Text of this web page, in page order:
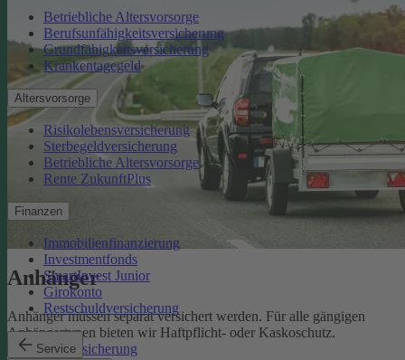
Betriebliche Altersvorsorge
Berufsunfähigkeitsversicherung
Grundfähigkeitsversicherung
Krankentagegeld
Altersvorsorge
Risikolebensversicherung
Sterbegeldversicherung
Betriebliche Altersvorsorge
Rente ZukunftPlus
Finanzen
Immobilienfinanzierung
Investmentfonds
SmartInvest Junior
Girokonto
Restschuldversicherung
Service
Anhänger
Anhänger müssen separat versichert werden. Für alle gängigen
Anhängertypen bieten wir Haftpflicht- oder Kaskoschutz.
Anhängerversicherung